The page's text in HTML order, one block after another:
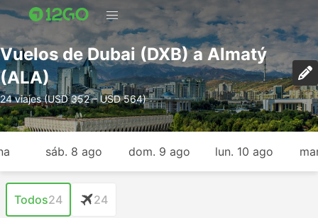
Vuelos de Dubai (DXB) a Almatý
(ALA)
24 viajes (USD 352 – USD 564)
sáb. 8 ago dom. 9 ago lun. 10 ago
Todos24 24